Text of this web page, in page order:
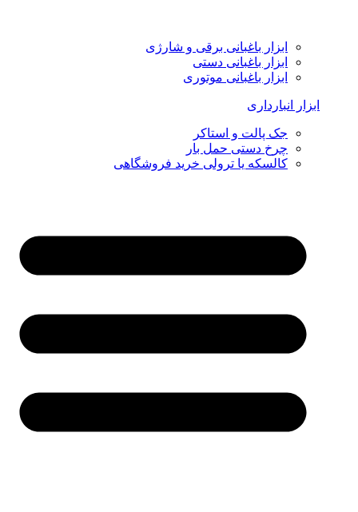
ابزار باغبانی برقی و شارژی
ابزار باغبانی دستی
ابزار باغبانی موتوری
ابزار انبارداری
جک پالت و استاکر
چرخ دستی حمل بار
کالسکه یا ترولی خرید فروشگاهی